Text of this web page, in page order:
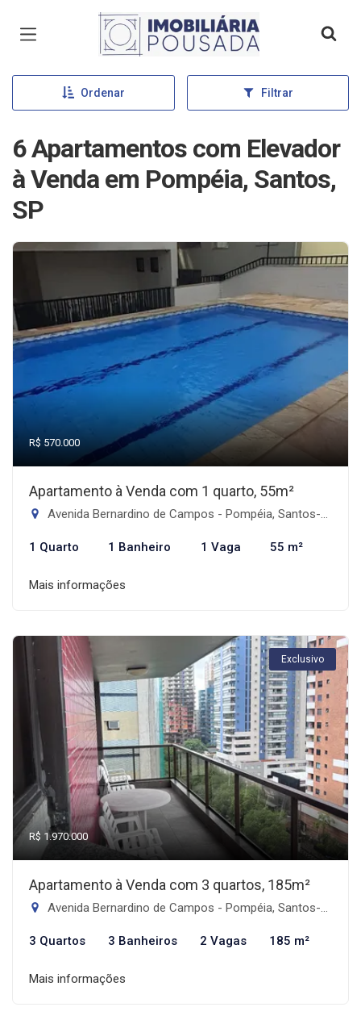
Página inicial
Ordenar Filtrar
6 Apartamentos com Elevador
à Venda em Pompéia, Santos,
SP
R$ 570.000
Apartamento à Venda com 1 quarto, 55m²
Avenida Bernardino de Campos - Pompéia, Santos-SP
1 Quarto 1 Banheiro 1 Vaga 55 m²
Mais informações
Exclusivo
R$ 1.970.000
Apartamento à Venda com 3 quartos, 185m²
Avenida Bernardino de Campos - Pompéia, Santos-SP
3 Quartos 3 Banheiros 2 Vagas 185 m²
Mais informações